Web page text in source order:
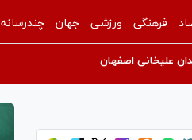
فرهنگی ورزشی جهان
علیخانی اصفهان